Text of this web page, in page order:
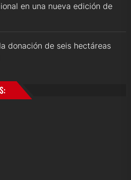
en una nueva edición de
donación de seis hectáreas